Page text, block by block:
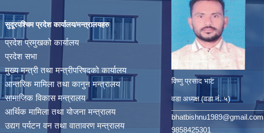
सुदूरपश्चिम प्रदेश कार्यालय/मन्त्रालयहरु
प्रदेश प्रमुखको कार्यालय
प्रदेश सभा
मुख्य मन्त्री तथा मन्त्रीपरिषदको कार्यालय
आन्तरिक मामिला तथा कानुन मन्त्रालय
सामाजिक विकास मन्त्रालय
आर्थिक मामिला तथा योजना मन्त्रालय
उद्यग पर्यटन वन तथा वातावरण मन्त्रालय
विष्णु प्रसाद भाट
वडा अध्यक्ष (वडा नं. ५)
bhatbishnu1989@gmail.com
9858425301